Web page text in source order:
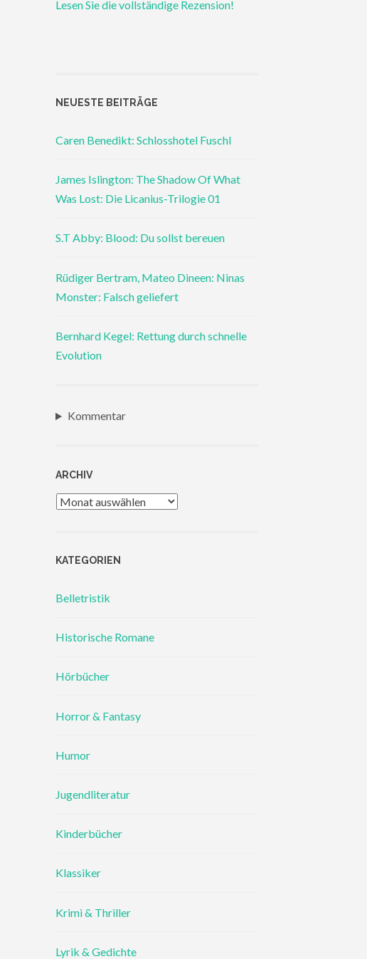
Lesen Sie die vollständige Rezension!
NEUESTE BEITRÄGE
Caren Benedikt: Schlosshotel Fuschl
James Islington: The Shadow Of What
Was Lost: Die Licanius-Trilogie 01
S.T Abby: Blood: Du sollst bereuen
Rüdiger Bertram, Mateo Dineen: Ninas
Monster: Falsch geliefert
Bernhard Kegel: Rettung durch schnelle
Evolution
Kommentar
ARCHIV
Archiv
KATEGORIEN
Belletristik
Historische Romane
Hörbücher
Horror & Fantasy
Humor
Jugendliteratur
Kinderbücher
Klassiker
Krimi & Thriller
Lyrik & Gedichte